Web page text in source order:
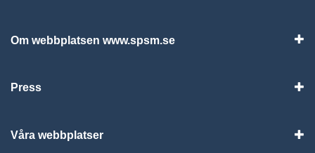
Om webbplatsen www.spsm.se
Press
Våra webbplatser